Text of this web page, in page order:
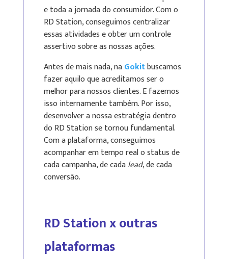
e toda a jornada do consumidor. Com o
RD Station, conseguimos centralizar
essas atividades e obter um controle
assertivo sobre as nossas ações.
Antes de mais nada, naGokitbuscamos
fazer aquilo que acreditamos ser o
melhor para nossos clientes. E fazemos
isso internamente também. Por isso,
desenvolver a nossa estratégia dentro
do RD Station se tornou fundamental.
Com a plataforma, conseguimos
acompanhar em tempo real o status de
cada campanha, de cadalead, de cada
conversão.
RD Station x outras
plataformas